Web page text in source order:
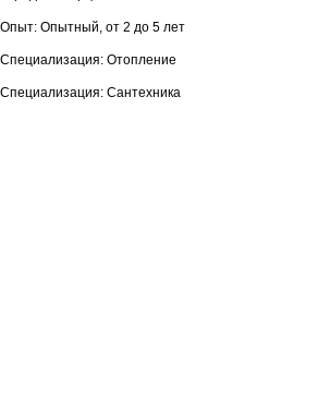
Опыт: Опытный, от 2 до 5 лет
Специализация: Отопление
Специализация: Сантехника